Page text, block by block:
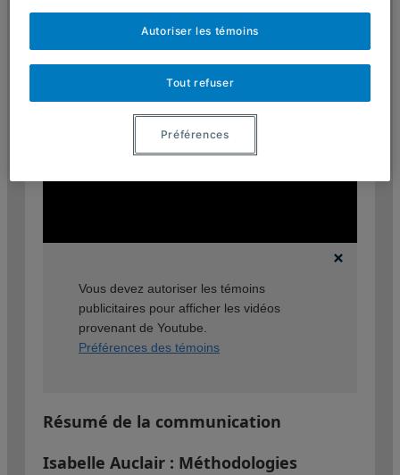
Claire-Bonenfant – Femmes, Savoirs et
Vous devez autoriser les témoins
publicitaires pour afficher les vidéos
provenant de Youtube.
Préférences des témoins
Résumé de la communication
Isabelle Auclair : Méthodologies
Tout refuser
Autoriser les témoins
Préférences